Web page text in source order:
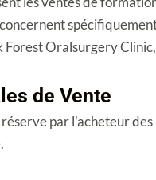
Oralsurgery
de Vente
par l'acheteur